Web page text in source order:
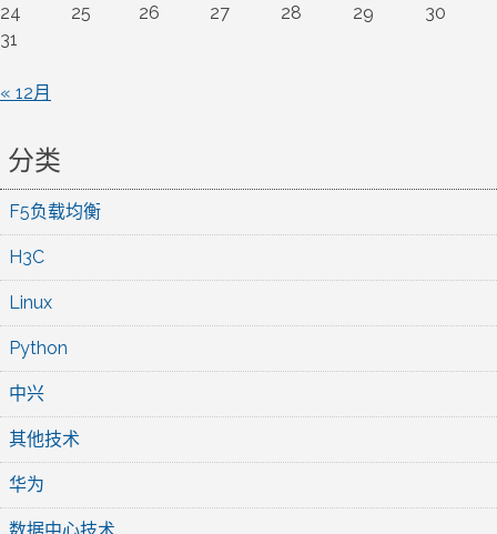
24
25 26 27 28 29
30
31
« 12月
分类
F5负载均衡
H3C
Linux
Python
中兴
其他技术
华为